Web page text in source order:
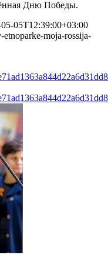
Дню Победы.
05T12:39:00+03:00
moja-rossija-